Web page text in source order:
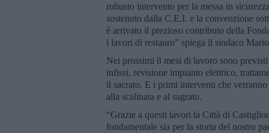
robusto intervento per la messa in
sostenuto dalla C.E.I. e la convenzione
è arrivato il prezioso contributo della
i lavori di restauro” spiega il sindaco
Nei prossimi 8 mesi di lavoro sono
infissi, revisione impianto elettrico,
il sacrato. E i primi interventi che verranno
alla scalinata e al sagrato.
“Grazie a questi lavori la Città di
fondamentale sia per la storia del nostro